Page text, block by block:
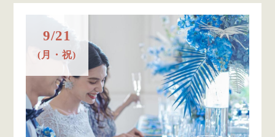
9/21
(月・祝)